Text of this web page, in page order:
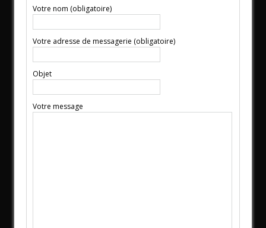
Votre nom (obligatoire)
Votre adresse de messagerie (obligatoire)
Objet
Votre message